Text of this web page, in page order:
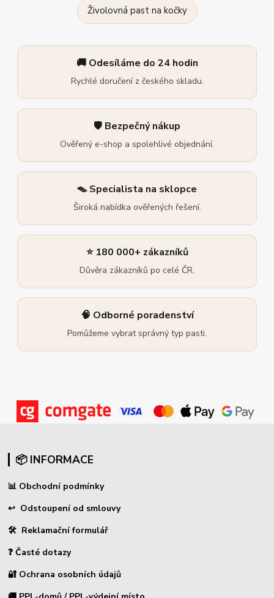
Živolovná past na kočky
🚚 Odesíláme do 24 hodin
Rychlé doručení z českého skladu.
🛡️ Bezpečný nákup
Ověřený e-shop a spolehlivé objednání.
🪤 Specialista na sklopce
Široká nabídka ověřených řešení.
⭐ 180 000+ zákazníků
Důvěra zákazníků po celé ČR.
🧠 Odborné poradenství
Pomůžeme vybrat správný typ pasti.
📦 INFORMACE
📊 Obchodní podmínky
↩ Odstoupení od smlouvy
🛠 Reklamační formulář
❓ Časté dotazy
🔐 Ochrana osobních údajů